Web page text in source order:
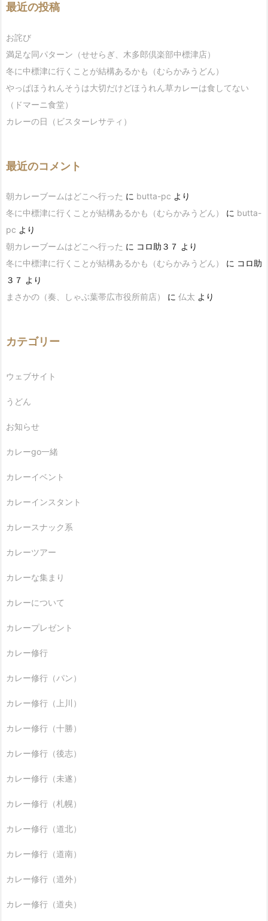
最近の投稿
お詫び
満足な同パターン（せせらぎ、木多郎倶楽部中標津店）
冬に中標津に行くことが結構あるかも（むらかみうどん）
やっぱほうれんそうは大切だけどほうれん草カレーは食してない
（ドマーニ食堂）
カレーの日（ビスターレサティ）
最近のコメント
朝カレーブームはどこへ行った に butta-pc より
冬に中標津に行くことが結構あるかも（むらかみうどん）
に butta-
pc より
朝カレーブームはどこへ行った に コロ助３７ より
冬に中標津に行くことが結構あるかも（むらかみうどん）
に コロ助
３７ より
まさかの（奏、しゃぶ葉帯広市役所前店）
に 仏太 より
カテゴリー
ウェブサイト
うどん
お知らせ
カレーgo一緒
カレーイベント
カレーインスタント
カレースナック系
カレーツアー
カレーな集まり
カレーについて
カレープレゼント
カレー修行
カレー修行（パン）
カレー修行（上川）
カレー修行（十勝）
カレー修行（後志）
カレー修行（未遂）
カレー修行（札幌）
カレー修行（道北）
カレー修行（道南）
カレー修行（道外）
カレー修行（道央）